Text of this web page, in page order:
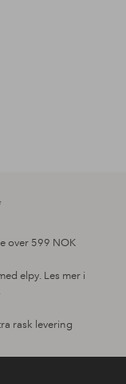
over 599 NOK
elpy. Les mer i
rask levering